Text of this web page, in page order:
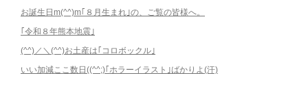
お誕生日m(^^)m｢８月生まれ｣の、ご覧の皆様へ。
｢令和８年熊本地震｣
(^^)／＼(^^)お土産は｢コロボックル｣
いい加減ここ数日((^^;)｢ホラーイラスト｣ばかりよ(汗)